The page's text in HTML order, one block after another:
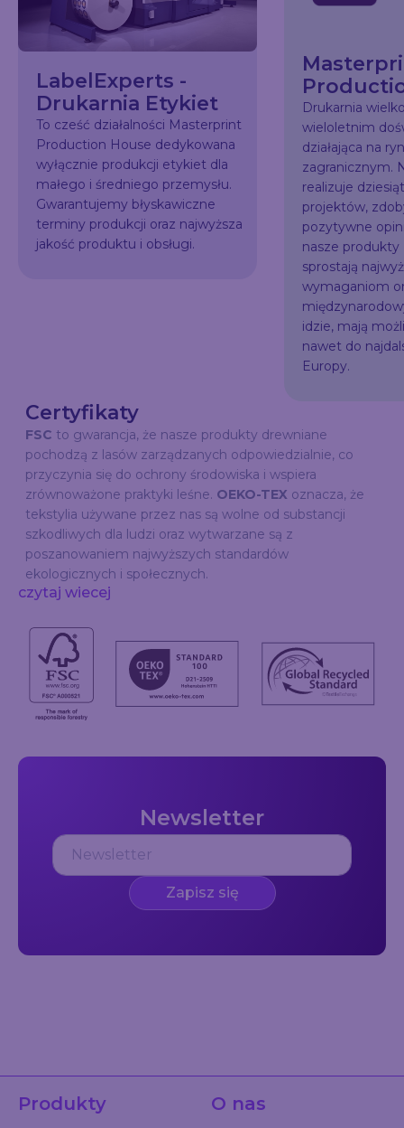
LabelExperts -
Drukarnia Etykiet
To cześć działalności Masterprint
Production House dedykowana
wyłącznie produkcji etykiet dla
małego i średniego przemysłu.
Gwarantujemy błyskawiczne
terminy produkcji oraz najwyższa
jakość produktu i obsługi.
Drukarnia
wieloletnim
działająca na
zagranicznym.
realizuje
projektów,
pozytywne
nasze
sprostają
wymaganiom
idzie, mają
nawet do
Europy.
Certyfikaty
FSC to gwarancja, że nasze produkty drewniane
pochodzą z lasów zarządzanych odpowiedzialnie, co
przyczynia się do ochrony środowiska i wspiera
zrównoważone praktyki leśne. OEKO-TEX oznacza, że
tekstylia używane przez nas są wolne od substancji
szkodliwych dla ludzi oraz wytwarzane są z
poszanowaniem najwyższych standardów
ekologicznych i społecznych.
czytaj wiecej
Newsletter
Zapisz się
Produkty O nas